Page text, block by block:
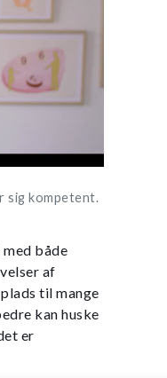
sig kompetent.
både
af
til mange
kan huske
er